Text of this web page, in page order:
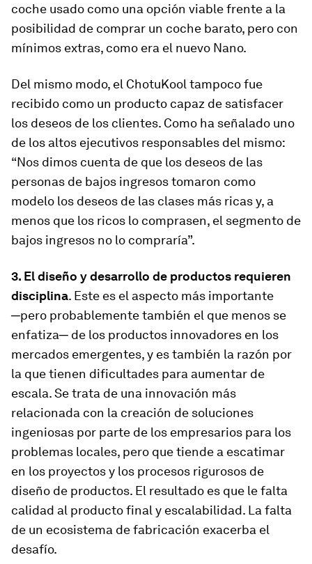
coche usado como una opción viable frente a la
posibilidad de comprar un coche barato, pero con
mínimos extras, como era el nuevo Nano.
Del mismo modo, el ChotuKool tampoco fue
recibido como un producto capaz de satisfacer
los deseos de los clientes. Como ha señalado uno
de los altos ejecutivos responsables del mismo:
“Nos dimos cuenta de que los deseos de las
personas de bajos ingresos tomaron como
modelo los deseos de las clases más ricas y, a
menos que los ricos lo comprasen, el segmento de
bajos ingresos no lo compraría”.
3. El diseño y desarrollo de productos requieren
disciplina. Este es el aspecto más importante
─pero probablemente también el que menos se
enfatiza─ de los productos innovadores en los
mercados emergentes, y es también la razón por
la que tienen dificultades para aumentar de
escala. Se trata de una innovación más
relacionada con la creación de soluciones
ingeniosas por parte de los empresarios para los
problemas locales, pero que tiende a escatimar
en los proyectos y los procesos rigurosos de
diseño de productos. El resultado es que le falta
calidad al producto final y escalabilidad. La falta
de un ecosistema de fabricación exacerba el
desafío.